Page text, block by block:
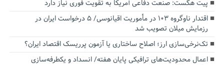
پیت هگست: صنعت دفاعی آمریکا به تقویت فوری نیاز دارد
اقتدار ناوگروه ۱۰۳ در مأموریت‌ اقیانوسی/ ۵ درخواست ایران در
رزمایش میلان تصویب شد
تک‌نرخی‌سازی ارز؛ اصلاح ساختاری یا آزمون پرریسک اقتصاد ایران؟
اعمال محدودیت‌های ترافیکی پایان هفته/ انسداد و یکطرفه‌سازی